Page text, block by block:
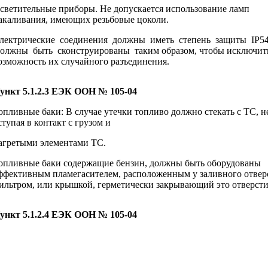
приборы. Не допускается использование ламп
имеющих резьбовые цоколи.
соединения должны иметь степень защиты
быть сконструированы таким образом, чтобы
их случайного разъединения.
5.1.2.3 ЕЭК ООН № 105-04
баки: В случае утечки топливо должно стекать с ТС,
в контакт с грузом и
элементами ТС.
баки содержащие бензин, должны быть оборудованы
пламегасителем, расположенным у заливного
или крышкой, герметически закрывающий это
ункт 5.1.2.4 ЕЭК ООН № 105-04